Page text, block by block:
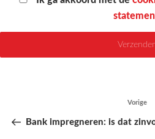
Vorig
Vorige
Bank impregneren: is dat